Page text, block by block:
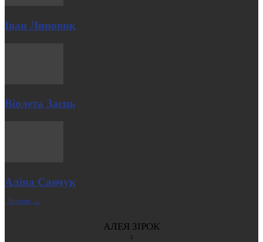
Іван Липовик
Віолета Заєць
Аліна Савчук
| Більше →
АЛЕЯ ЗІРОК